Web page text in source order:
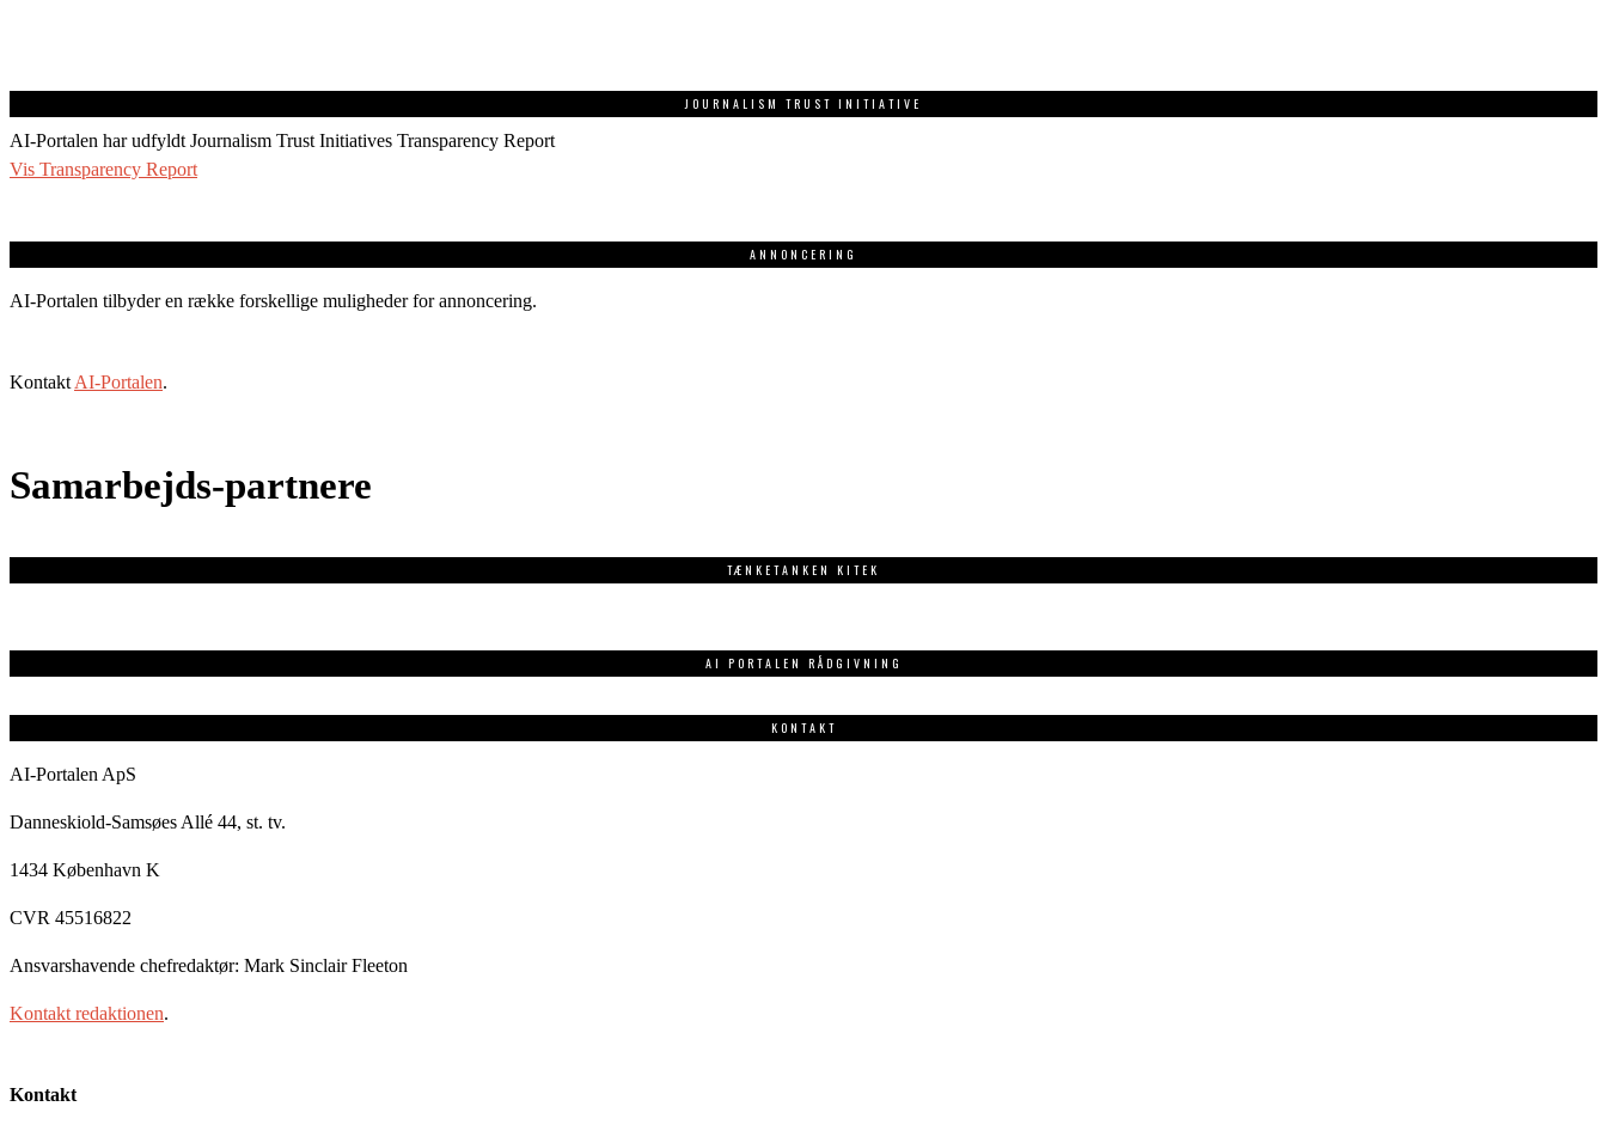
JOURNALISM TRUST INITIATIVE
AI-Portalen har udfyldt Journalism Trust Initiatives Transparency Report
Vis Transparency Report
ANNONCERING
AI-Portalen tilbyder en række forskellige muligheder for annoncering.
Kontakt AI-Portalen.
Samarbejds-partnere
TÆNKETANKEN KITEK
AI PORTALEN RÅDGIVNING
KONTAKT
AI-Portalen ApS
Danneskiold-Samsøes Allé 44, st. tv.
1434 København K
CVR 45516822
Ansvarshavende chefredaktør: Mark Sinclair Fleeton
Kontakt redaktionen.
Kontakt